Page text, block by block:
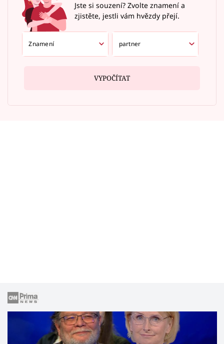
Jste si souzení? Zvolte znamení a
zjistěte, jestli vám hvězdy přejí.
VYPOČÍTAT